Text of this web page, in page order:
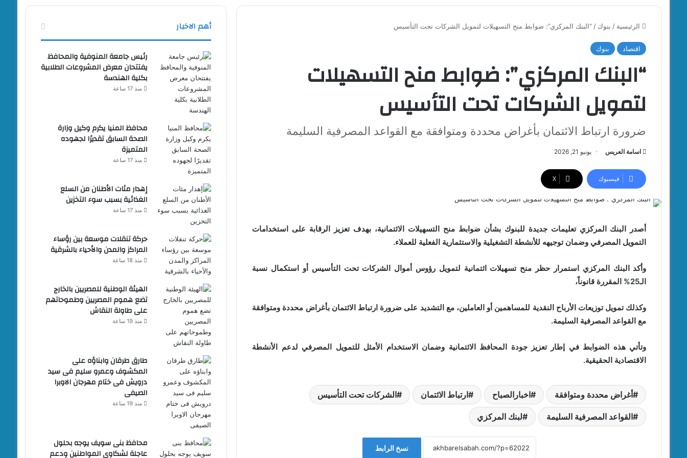
الرئيسية / بنوك / “البنك المركزي”: ضوابط منح التسهيلات لتمويل الشركات تحت التأسيس
اقتصاد بنوك
“البنك المركزي”: ضوابط منح التسهيلات
لتمويل الشركات تحت التأسيس
ضرورة ارتباط الائتمان بأغراض محددة ومتوافقة مع القواعد المصرفية السليمة
اسامة العريس يونيو 21, 2026
فيسبوك ‫X
أصدر البنك المركزي تعليمات جديدة للبنوك بشأن ضوابط منح التسهيلات الائتمانية، بهدف تعزيز الرقابة على استخدامات
التمويل المصرفي وضمان توجيهه للأنشطة التشغيلية والاستثمارية الفعلية للعملاء.
وأكد البنك المركزي استمرار حظر منح تسهيلات ائتمانية لتمويل رؤوس أموال الشركات تحت التأسيس أو استكمال نسبة
الـ25% المقررة قانوناً،
وكذلك تمويل توزيعات الأرباح النقدية للمساهمين أو العاملين، مع التشديد على ضرورة ارتباط الائتمان بأغراض محددة ومتوافقة
مع القواعد المصرفية السليمة.
وتأتي هذه الضوابط في إطار تعزيز جودة المحافظ الائتمانية وضمان الاستخدام الأمثل للتمويل المصرفي لدعم الأنشطة
الاقتصادية الحقيقية.
أغراض محددة ومتوافقة اخبارالصباح ارتباط الائتمان الشركات تحت التأسيس
القواعد المصرفية السليمة لبنك المركزي
نسخ الرابط
أهم الاخبار
رئيس جامعة المنوفية والمحافظ
يفتتحان معرض المشروعات الطلابية
بكلية الهندسة
منذ 17 ساعة
محافظ المنيا يكرم وكيل وزارة
الصحة السابق تقديرًا لجهوده
المتميزة
منذ 17 ساعة
إهدار مئات الأطنان من السلع
الغذائية بسبب سوء التخزين
منذ 17 ساعة
حركة تنقلات موسعة بين رؤساء
المراكز والمدن والأحياء بالشرقية
منذ 18 ساعة
الهيئة الوطنية للمصريين بالخارج
تضع هموم المصريين وطموحاتهم
على طاولة النقاش
منذ 19 ساعة
طارق طرقان وابناؤه على
المكشوف وعمرو سليم فى سيد
درويش فى ختام مهرجان الاوبرا
الصيفى
منذ 19 ساعة
محافظ بنى سويف يوجه بحلول
عاجلة لشكاوى المواطنين ودعم